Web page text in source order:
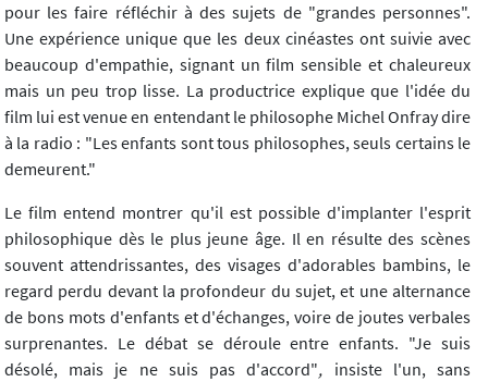
pour les faire réfléchir à des sujets de "grandes personnes".
Une expérience unique que les deux cinéastes ont suivie avec
beaucoup d'empathie, signant un film sensible et chaleureux
mais un peu trop lisse. La productrice explique que l'idée du
film lui est venue en entendant le philosophe Michel Onfray dire
à la radio : "Les enfants sont tous philosophes, seuls certains le
demeurent."
Le film entend montrer qu'il est possible d'implanter l'esprit
philosophique dès le plus jeune âge. Il en résulte des scènes
souvent attendrissantes, des visages d'adorables bambins, le
regard perdu devant la profondeur du sujet, et une alternance
de bons mots d'enfants et d'échanges, voire de joutes verbales
surprenantes. Le débat se déroule entre enfants. "Je suis
désolé, mais je ne suis pas d'accord", insiste l'un, sans